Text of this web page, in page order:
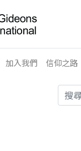
加入我們 信仰之路